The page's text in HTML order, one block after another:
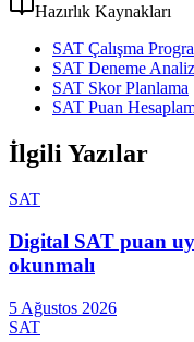
Hazırlık Kaynakları
SAT Çalışma
SAT Deneme
SAT Skor Planlama
SAT Puan
İlgili Yazılar
SAT
Digital SAT puan
okunmalı
5 Ağustos 2026
SAT